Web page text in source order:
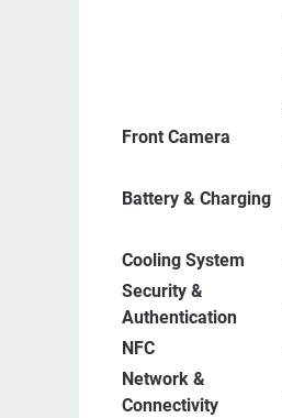
Front Camera
Battery & Charging
Cooling System
Security &
Authentication
NFC
Network &
Connectivity